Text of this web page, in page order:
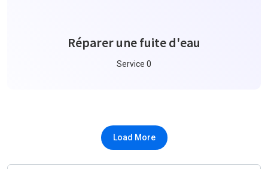
Réparer une fuite d'eau
Service 0
Load More